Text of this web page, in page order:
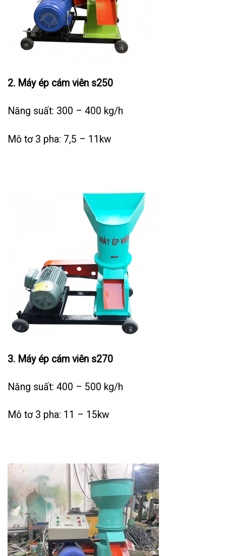
2. Máy ép cám viên s250
Năng suất: 300 – 400 kg/h
Mô tơ 3 pha: 7,5 – 11kw
3. Máy ép cám viên s270
Năng suất: 400 – 500 kg/h
Mô tơ 3 pha: 11 – 15kw